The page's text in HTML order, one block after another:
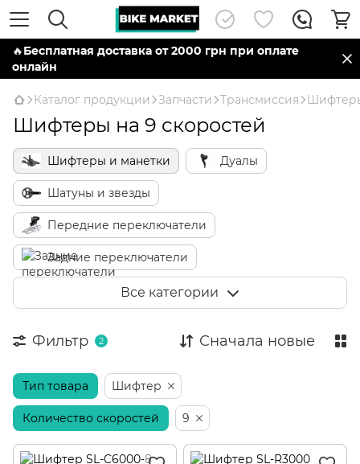
🔥Бесплатная доставка от 2000 грн при оплате
онлайн
Каталог продукции Запчасти Трансмиссия
Шифтеры на 9 скоростей
Шифтеры и манетки Дуалы
Шатуны и звезды
Передние переключатели
Задние переключатели
Кассеты и трещотки Цепь
Тросы и рубашки переключения
Компоненты Di2 и AXS
Все категории
Фильтр 2 Сначала новые
Тип товара Шифтер
Количество скоростей 9